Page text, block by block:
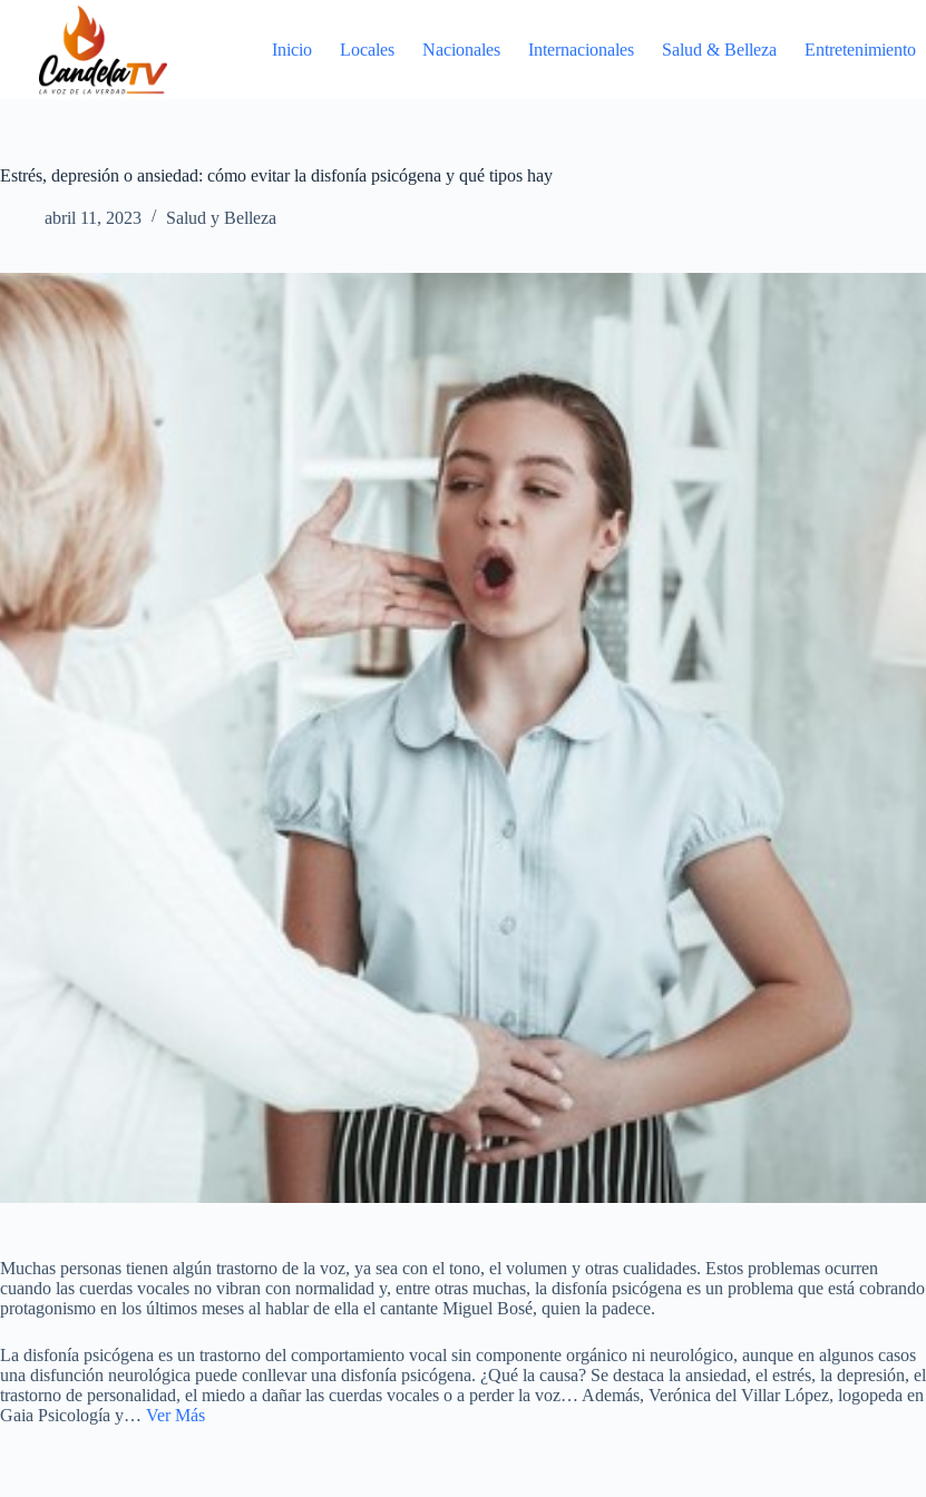
contenido
Inicio Locales Nacionales Internacionales Salud & Belleza Entretenimiento
Estrés, depresión o ansiedad: cómo evitar la disfonía psicógena y qué tipos hay
abril 11, 2023 Salud y Belleza
Muchas personas tienen algún trastorno de la voz, ya sea con el tono, el volumen y otras cualidades. Estos problemas ocurren
cuando las cuerdas vocales no vibran con normalidad y, entre otras muchas, la disfonía psicógena es un problema que está cobrando
protagonismo en los últimos meses al hablar de ella el cantante Miguel Bosé, quien la padece.
La disfonía psicógena es un trastorno del comportamiento vocal sin componente orgánico ni neurológico, aunque en algunos casos
una disfunción neurológica puede conllevar una disfonía psicógena. ¿Qué la causa? Se destaca la ansiedad, el estrés, la depresión, el
trastorno de personalidad, el miedo a dañar las cuerdas vocales o a perder la voz… Además, Verónica del Villar López, logopeda en
Gaia Psicología y… Ver Más